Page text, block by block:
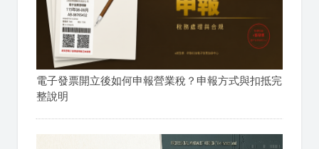
電子發票開立後如何申報營業稅？申報方式與扣抵完
整說明